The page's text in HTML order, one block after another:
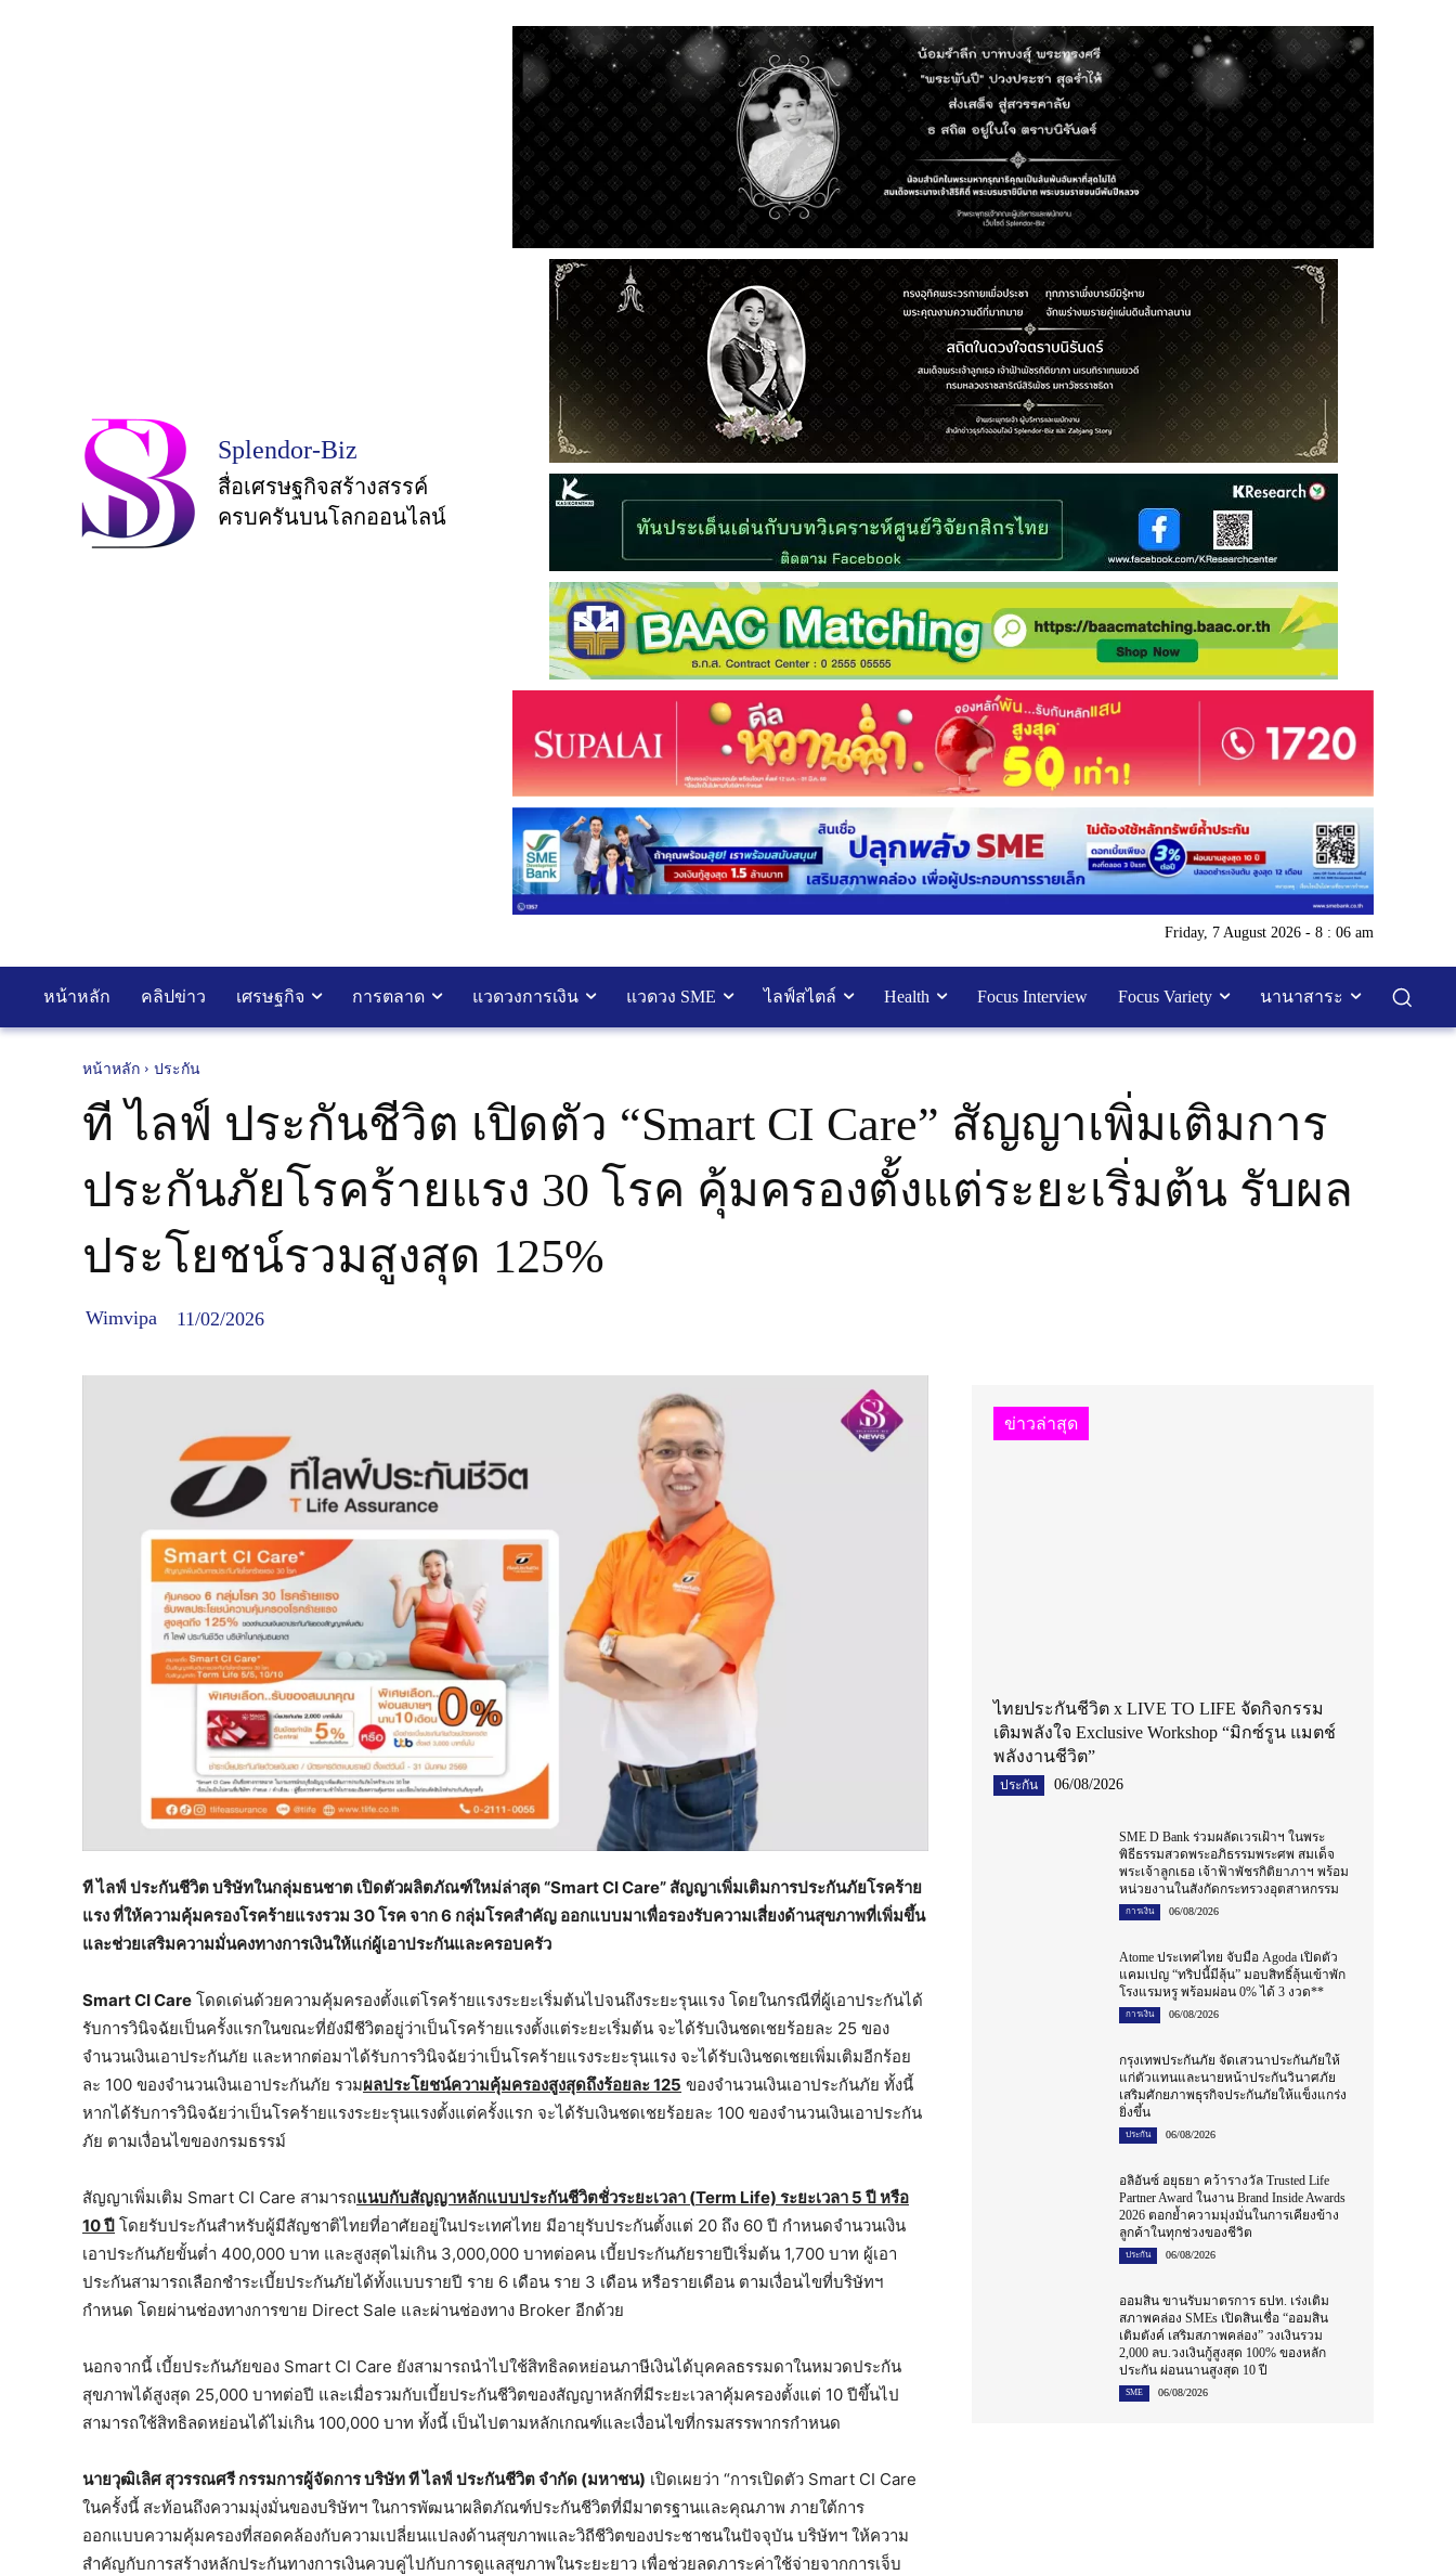
Splendor-Biz
สื่อเศรษฐกิจสร้างสรรค์
ครบครันบนโลกออนไลน์
Friday, 7 August 2026 - 8 : 06 am
หน้าหลัก คลิปข่าว เศรษฐกิจ การตลาด แวดวงการเงิน แวดวง SME ไลฟ์สไตล์ Health Focus Interview Focus Variety นานาสาระ
หน้าหลัก ประกัน
ที ไลฟ์ ประกันชีวิต เปิดตัว “Smart CI Care” สัญญาเพิ่มเติมการ
ประกันภัยโรคร้ายแรง 30 โรค คุ้มครองตั้งแต่ระยะเริ่มต้น รับผล
ประโยชน์รวมสูงสุด 125%
Wimvipa 11/02/2026
ที ไลฟ์ ประกันชีวิต บริษัทในกลุ่มธนชาต เปิดตัวผลิตภัณฑ์ใหม่ล่าสุด “Smart CI Care” สัญญาเพิ่มเติมการประกันภัยโรคร้าย
แรง ที่ให้ความคุ้มครองโรคร้ายแรงรวม 30 โรค จาก 6 กลุ่มโรคสำคัญ ออกแบบมาเพื่อรองรับความเสี่ยงด้านสุขภาพที่เพิ่มขึ้น
และช่วยเสริมความมั่นคงทางการเงินให้แก่ผู้เอาประกันและครอบครัว
Smart CI Care โดดเด่นด้วยความคุ้มครองตั้งแต่โรคร้ายแรงระยะเริ่มต้นไปจนถึงระยะรุนแรง โดยในกรณีที่ผู้เอาประกันได้
รับการวินิจฉัยเป็นครั้งแรกในขณะที่ยังมีชีวิตอยู่ว่าเป็นโรคร้ายแรงตั้งแต่ระยะเริ่มต้น จะได้รับเงินชดเชยร้อยละ 25 ของ
จำนวนเงินเอาประกันภัย และหากต่อมาได้รับการวินิจฉัยว่าเป็นโรคร้ายแรงระยะรุนแรง จะได้รับเงินชดเชยเพิ่มเติมอีกร้อย
ละ 100 ของจำนวนเงินเอาประกันภัย รวมผลประโยชน์ความคุ้มครองสูงสุดถึงร้อยละ 125 ของจำนวนเงินเอาประกันภัย ทั้งนี้
หากได้รับการวินิจฉัยว่าเป็นโรคร้ายแรงระยะรุนแรงตั้งแต่ครั้งแรก จะได้รับเงินชดเชยร้อยละ 100 ของจำนวนเงินเอาประกัน
ภัย ตามเงื่อนไขของกรมธรรม์
สัญญาเพิ่มเติม Smart CI Care สามารถแนบกับสัญญาหลักแบบประกันชีวิตชั่วระยะเวลา (Term Life) ระยะเวลา 5 ปี หรือ
10 ปี โดยรับประกันสำหรับผู้มีสัญชาติไทยที่อาศัยอยู่ในประเทศไทย มีอายุรับประกันตั้งแต่ 20 ถึง 60 ปี กำหนดจำนวนเงิน
เอาประกันภัยขั้นต่ำ 400,000 บาท และสูงสุดไม่เกิน 3,000,000 บาทต่อคน เบี้ยประกันภัยรายปีเริ่มต้น 1,700 บาท ผู้เอา
ประกันสามารถเลือกชำระเบี้ยประกันภัยได้ทั้งแบบรายปี ราย 6 เดือน ราย 3 เดือน หรือรายเดือน ตามเงื่อนไขที่บริษัทฯ
กำหนด โดยผ่านช่องทางการขาย Direct Sale และผ่านช่องทาง Broker อีกด้วย
นอกจากนี้ เบี้ยประกันภัยของ Smart CI Care ยังสามารถนำไปใช้สิทธิลดหย่อนภาษีเงินได้บุคคลธรรมดาในหมวดประกัน
สุขภาพได้สูงสุด 25,000 บาทต่อปี และเมื่อรวมกับเบี้ยประกันชีวิตของสัญญาหลักที่มีระยะเวลาคุ้มครองตั้งแต่ 10 ปีขึ้นไป
สามารถใช้สิทธิลดหย่อนได้ไม่เกิน 100,000 บาท ทั้งนี้ เป็นไปตามหลักเกณฑ์และเงื่อนไขที่กรมสรรพากรกำหนด
นายวุฒิเลิศ สุวรรณศรี กรรมการผู้จัดการ บริษัท ที ไลฟ์ ประกันชีวิต จำกัด (มหาชน) เปิดเผยว่า “การเปิดตัว Smart CI Care
ในครั้งนี้ สะท้อนถึงความมุ่งมั่นของบริษัทฯ ในการพัฒนาผลิตภัณฑ์ประกันชีวิตที่มีมาตรฐานและคุณภาพ ภายใต้การ
ออกแบบความคุ้มครองที่สอดคล้องกับความเปลี่ยนแปลงด้านสุขภาพและวิถีชีวิตของประชาชนในปัจจุบัน บริษัทฯ ให้ความ
สำคัญกับการสร้างหลักประกันทางการเงินควบคู่ไปกับการดูแลสุขภาพในระยะยาว เพื่อช่วยลดภาระค่าใช้จ่ายจากการเจ็บ
ข่าวล่าสุด
ไทยประกันชีวิต x LIVE TO LIFE จัดกิจกรรม
เติมพลังใจ Exclusive Workshop “มิกซ์รูน แมตช์
พลังงานชีวิต”
ประกัน 06/08/2026
SME D Bank ร่วมผลัดเวรเฝ้าฯ ในพระ
พิธีธรรมสวดพระอภิธรรมพระศพ สมเด็จ
พระเจ้าลูกเธอ เจ้าฟ้าพัชรกิติยาภาฯ พร้อม
หน่วยงานในสังกัดกระทรวงอุตสาหกรรม
การเงิน 06/08/2026
Atome ประเทศไทย จับมือ Agoda เปิดตัว
แคมเปญ “ทริปนี้มีลุ้น” มอบสิทธิ์ลุ้นเข้าพัก
โรงแรมหรู พร้อมผ่อน 0% ได้ 3 งวด**
การเงิน 06/08/2026
กรุงเทพประกันภัย จัดเสวนาประกันภัยให้
แก่ตัวแทนและนายหน้าประกันวินาศภัย
เสริมศักยภาพธุรกิจประกันภัยให้แข็งแกร่ง
ยิ่งขึ้น
ประกัน 06/08/2026
อลิอันซ์ อยุธยา คว้ารางวัล Trusted Life
Partner Award ในงาน Brand Inside Awards
2026 ตอกย้ำความมุ่งมั่นในการเคียงข้าง
ลูกค้าในทุกช่วงของชีวิต
ประกัน 06/08/2026
ออมสิน ขานรับมาตรการ ธปท. เร่งเติม
สภาพคล่อง SMEs เปิดสินเชื่อ “ออมสิน
เติมตังค์ เสริมสภาพคล่อง” วงเงินรวม
2,000 ลบ.วงเงินกู้สูงสุด 100% ของหลัก
ประกัน ผ่อนนานสูงสุด 10 ปี
SME 06/08/2026